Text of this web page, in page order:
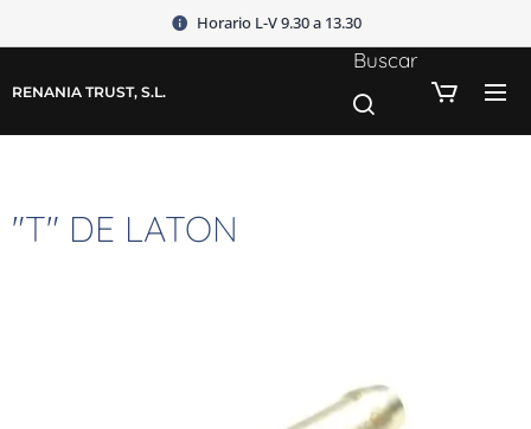
Horario L-V 9.30 a 13.30
RENANIA TRUST, S.L.
Buscar
"T" DE LATON